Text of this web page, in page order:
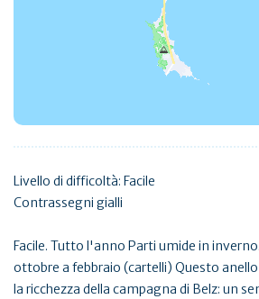
Livello di difficoltà: Facile
Contrassegni gialli
Facile. Tutto l'anno Parti umide in
ottobre a febbraio (cartelli) Questo
la ricchezza della campagna di Belz: un